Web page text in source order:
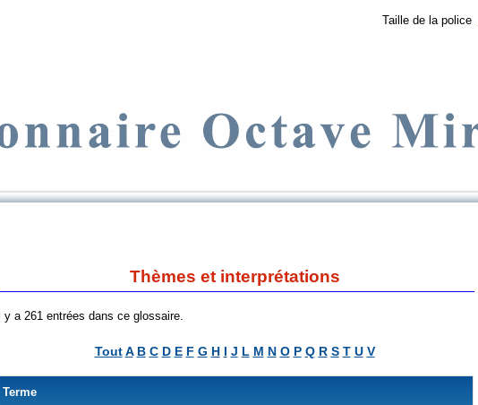
Taille de la police
Thèmes et interprétations
Il y a 261 entrées dans ce glossaire.
Tout A B C D E F G H I J L M N O P Q R S T U V
Terme